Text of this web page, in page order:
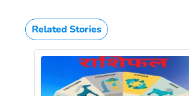
Related Stories